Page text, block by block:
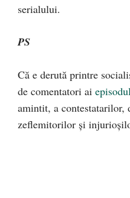
serialului.
PS
Că e derută printre
de comentatori ai
amintit, a
zeflemitorilor şi